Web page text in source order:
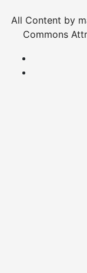
All Content by
Commons